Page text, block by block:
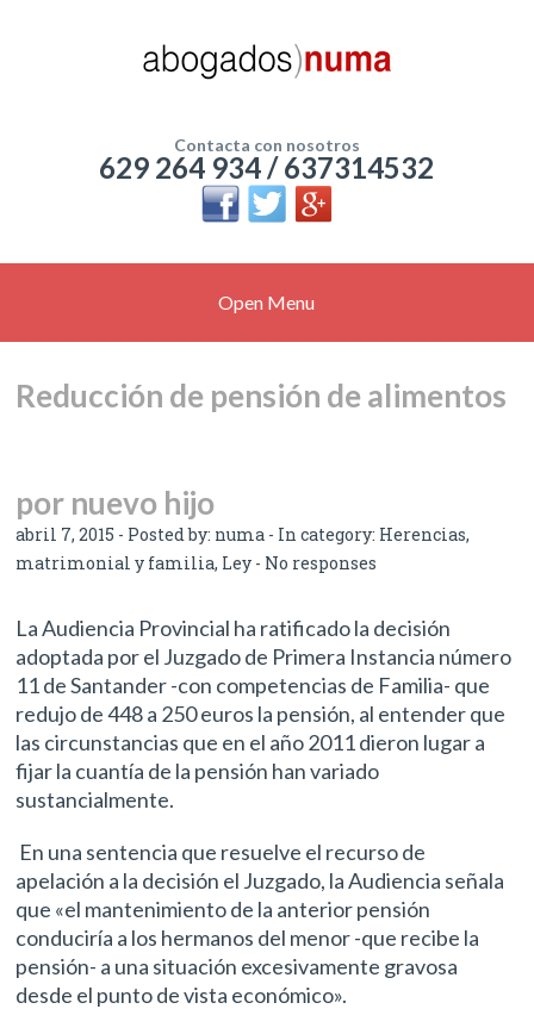
Contacta con nosotros
629 264 934 / 637314532
Open Menu
Reducción de pensión de alimentos
por nuevo hijo
abril 7, 2015 - Posted by: numa - In category: Herencias,
matrimonial y familia, Ley - No responses
La Audiencia Provincial ha ratificado la decisión
adoptada por el Juzgado de Primera Instancia número
11 de Santander -con competencias de Familia- que
redujo de 448 a 250 euros la pensión, al entender que
las circunstancias que en el año 2011 dieron lugar a
fijar la cuantía de la pensión han variado
sustancialmente.
En una sentencia que resuelve el recurso de
apelación a la decisión el Juzgado, la Audiencia señala
que «el mantenimiento de la anterior pensión
conduciría a los hermanos del menor -que recibe la
pensión- a una situación excesivamente gravosa
desde el punto de vista económico».